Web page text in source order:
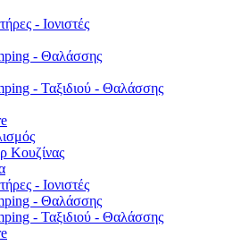
- Ιονιστές
- Θαλάσσης
- Ταξιδιού - Θαλάσσης
Κουζίνας
- Ιονιστές
- Θαλάσσης
- Ταξιδιού - Θαλάσσης